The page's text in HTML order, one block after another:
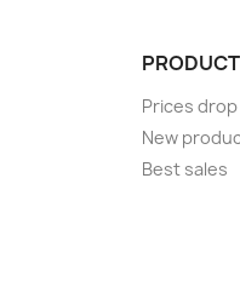
Prices drop
New
Best sales